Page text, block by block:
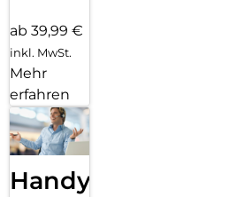
ab 39,99 €
inkl. MwSt.
Mehr
erfahren
Handy